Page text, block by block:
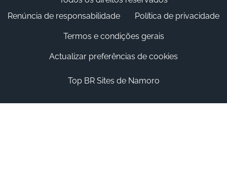
Renúncia de responsabilidade
Política de privacidade
Termos e condições gerais
Actualizar preferências de cookies
Top BR Sites de Namoro